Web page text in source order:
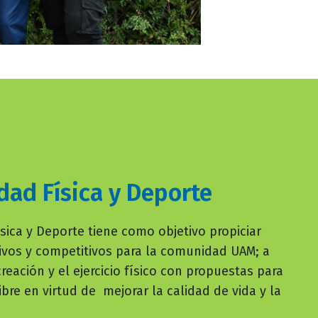
Física y Deporte
y Deporte tiene como objetivo propiciar
y competitivos para la comunidad UAM; a
y el ejercicio físico con propuestas para
en virtud de mejorar la calidad de vida y la